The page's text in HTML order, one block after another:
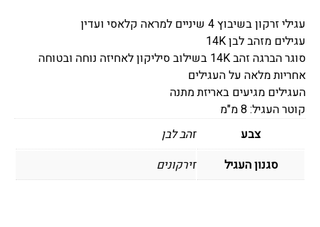
דיאנה
8
מ"מ
עגילי זרקון בשיבוץ 4 שיניים למראה קלאסי ועדין
עגילים מזהב לבן 14K
סוגר הברגה זהב 14K בשילוב סיליקון לאחיזה נוחה ובטוחה
אחריות מלאה על העגילים
העגילים מגיעים באריזת מתנה
קוטר העגיל: 8 מ"מ
צבע
זהב לבן
סגנון העגיל
זירקונים